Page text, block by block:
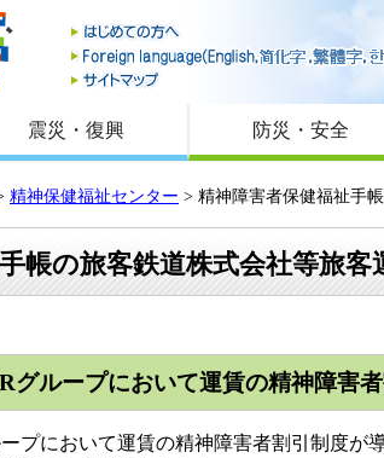
震災・復興 防災・安全
精神保健福祉センター > 精神障害者保健福祉手
帳の旅客鉄道株式会社等旅客
グループにおいて運賃の精神障害
プにおいて運賃の精神障害者割引制度が